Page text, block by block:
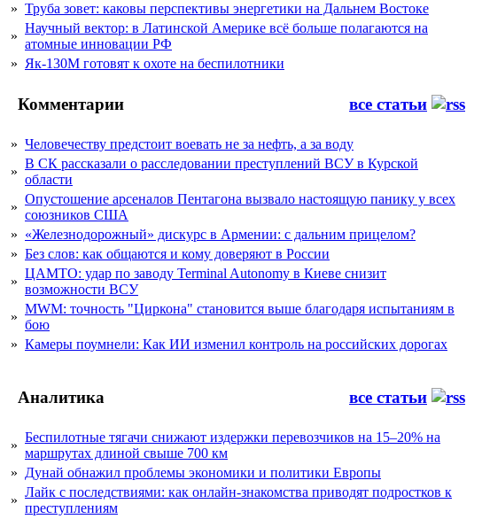
» Труба зовет: каковы перспективы энергетики на Дальнем Востоке
»
Научный вектор: в Латинской Америке всё больше полагаются на
атомные инновации РФ
» Як-130М готовят к охоте на беспилотники
Комментарии все статьи
» Человечеству предстоит воевать не за нефть, а за воду
»
В СК рассказали о расследовании преступлений ВСУ в Курской
области
»
Опустошение арсеналов Пентагона вызвало настоящую панику у всех
союзников США
» «Железнодорожный» дискурс в Армении: с дальним прицелом?
» Без слов: как общаются и кому доверяют в России
»
ЦАМТО: удар по заводу Terminal Autonomy в Киеве снизит
возможности ВСУ
»
MWM: точность "Циркона" становится выше благодаря испытаниям в
бою
» Камеры поумнели: Как ИИ изменил контроль на российских дорогах
Аналитика все статьи
»
Беспилотные тягачи снижают издержки перевозчиков на 15–20% на
маршрутах длиной свыше 700 км
» Дунай обнажил проблемы экономики и политики Европы
»
Лайк с последствиями: как онлайн-знакомства приводят подростков к
преступлениям